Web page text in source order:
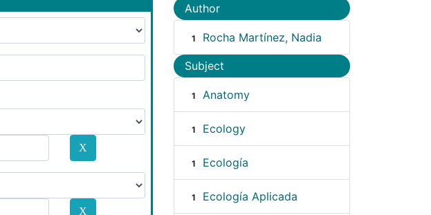
Author
1 Rocha Martínez, Nadia
Subject
1 Anatomy
1 Ecology
1 Ecología
1 Ecología Aplicada